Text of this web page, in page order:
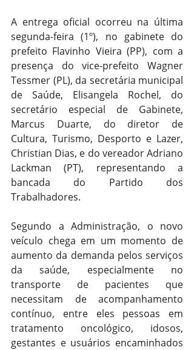
A entrega oficial ocorreu na última
segunda-feira (1º), no gabinete do
prefeito Flavinho Vieira (PP), com a
presença do vice-prefeito Wagner
Tessmer (PL), da secretária municipal
de Saúde, Elisangela Rochel, do
secretário especial de Gabinete,
Marcus Duarte, do diretor de
Cultura, Turismo, Desporto e Lazer,
Christian Dias, e do vereador Adriano
Lackman (PT), representando a
bancada do Partido dos
Trabalhadores.
Segundo a Administração, o novo
veículo chega em um momento de
aumento da demanda pelos serviços
da saúde, especialmente no
transporte de pacientes que
necessitam de acompanhamento
contínuo, entre eles pessoas em
tratamento oncológico, idosos,
gestantes e usuários encaminhados